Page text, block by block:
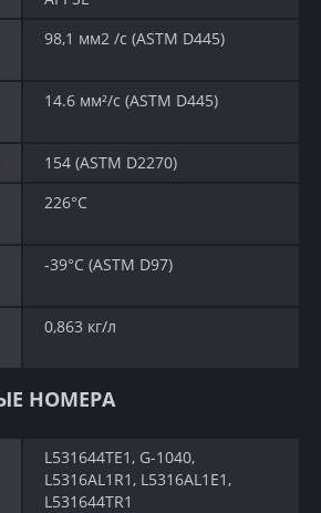
98,1 мм2 /c (ASTM D445)
14.6 мм²/с (ASTM D445)
154 (ASTM D2270)
226°C
-39°C (ASTM D97)
0,863 кг/л
НОМЕРА
L531644TE1, G-1040,
L5316AL1R1, L5316AL1E1,
L531644TR1